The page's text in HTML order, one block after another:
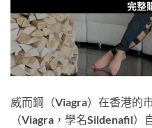
威而鋼（Viagra）在香港的
（Viagra，學名Sildenafil）